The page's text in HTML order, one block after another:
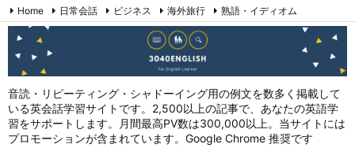
音読・リピーティング・シャドーイング用の例文を数多く掲載して
いる英会話学習サイトです。2,500以上の記事で、あなたの英語学
習をサポートします。月間最高PV数は300,000以上。当サイトには
プロモーションが含まれています。Google Chrome 推奨です
Home 日常会話 ビジネス 海外旅行
熟語・イディオム
英会話表現 (日本語→英語)
お問い合わせ